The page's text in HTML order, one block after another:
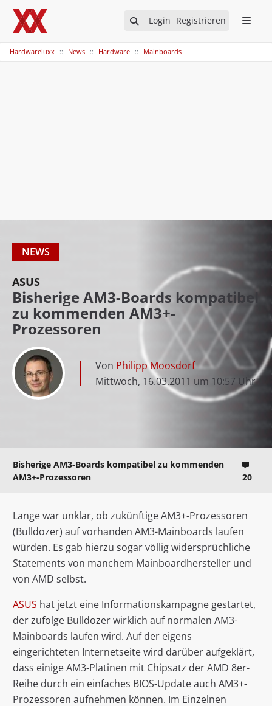
Login Registrieren
Hardwareluxx News Hardware Mainboards
NEWS
ASUS
Bisherige AM3-Boards kompatibel
zu kommenden AM3+-
Prozessoren
Von Philipp Moosdorf
Mittwoch, 16.03.2011 um 10:57 Uhr
Bisherige AM3-Boards kompatibel zu kommenden
AM3+-Prozessoren
20
Lange war unklar, ob zukünftige AM3+-Prozessoren
(Bulldozer) auf vorhanden AM3-Mainboards laufen
würden. Es gab hierzu sogar völlig widersprüchliche
Statements von manchem Mainboardhersteller und
von AMD selbst.
ASUS hat jetzt eine Informationskampagne gestartet,
der zufolge Bulldozer wirklich auf normalen AM3-
Mainboards laufen wird. Auf der eigens
eingerichteten Internetseite wird darüber aufgeklärt,
dass einige AM3-Platinen mit Chipsatz der AMD 8er-
Reihe durch ein einfaches BIOS-Update auch AM3+-
Prozessoren aufnehmen können. Im Einzelnen